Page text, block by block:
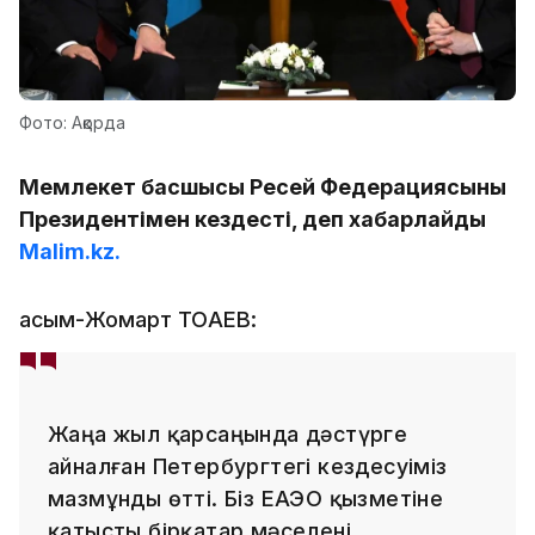
Фото: Ақорда
Мемлекет басшысы Ресей Федерациясының
Президентімен кездесті, деп хабарлайды
Malim.kz.
Қасым-Жомарт ТОҚАЕВ:
Жаңа жыл қарсаңында дәстүрге
айналған Петербургтегі кездесуіміз
мазмұнды өтті. Біз ЕАЭО қызметіне